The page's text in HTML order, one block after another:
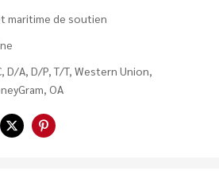
maritime de soutien
D/A, D/P, T/T, Western Union,
OA